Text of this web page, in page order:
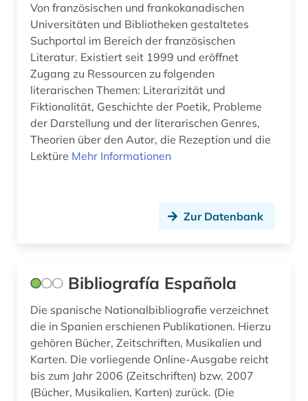
translationswissenschaft (1)
troubadourlyrik (1)
tschechisch (1)
usa (1)
vega, lope de | schriftsteller; dramatiker;
librettist; dramatiker (1)
verbundkatalog (1)
volksliteratur (2)
volltext (2)
werke (2)
westfriesisch (1)
wirtschaft (1)
Von französischen und frankokanadischen
Universitäten und Bibliotheken gestaltetes
Suchportal im Bereich der französischen
Literatur. Existiert seit 1999 und eröffnet
Zugang zu Ressourcen zu folgenden
literarischen Themen: Literarizität und
Fiktionalität, Geschichte der Poetik, Probleme
der Darstellung und der literarischen Genres,
Theorien über den Autor, die Rezeption und die
Lektüre Mehr Informationen
Zur Datenbank
Bibliografía Española
Die spanische Nationalbibliografie verzeichnet
die in Spanien erschienen Publikationen. Hierzu
gehören Bücher, Zeitschriften, Musikalien und
Karten. Die vorliegende Online-Ausgabe reicht
bis zum Jahr 2006 (Zeitschriften) bzw. 2007
(Bücher, Musikalien, Karten) zurück. (Die